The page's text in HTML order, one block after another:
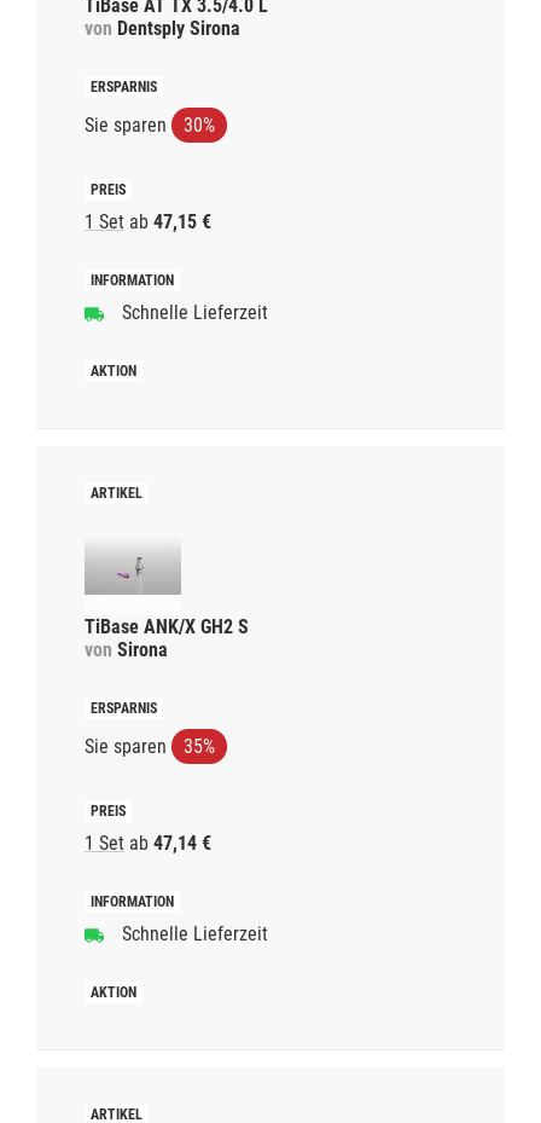
TiBase AT TX 3.5/4.0 L
von Dentsply Sirona
Sie sparen 30%
1 Set ab 47,15 €
Schnelle Lieferzeit
TiBase ANK/X GH2 S
von Sirona
Sie sparen 35%
1 Set ab 47,14 €
Schnelle Lieferzeit